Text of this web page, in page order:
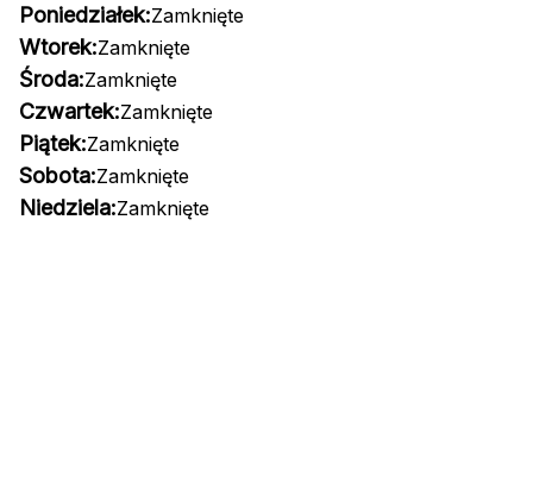
Poniedziałek:Zamknięte
Wtorek:Zamknięte
Środa:Zamknięte
Czwartek:Zamknięte
Piątek:Zamknięte
Sobota:Zamknięte
Niedziela:Zamknięte